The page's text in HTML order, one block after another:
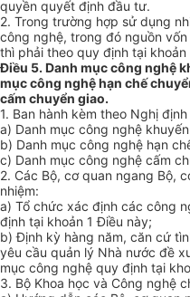
quyền quyết định đầu tư.
2. Trong trường hợp sử dụng
công nghệ, trong đó nguồn
thì phải theo quy định tại khoản
Điều 5. Danh mục công nghệ
mục công nghệ hạn chế
cấm chuyển giao.
1. Ban hành kèm theo Nghị
a) Danh mục công nghệ
b) Danh mục công nghệ hạn
c) Danh mục công nghệ cấm
2. Các Bộ, cơ quan ngang Bộ,
nhiệm:
a) Tổ chức xác định các công
định tại khoản 1 Điều này;
b) Định kỳ hàng năm, căn cứ
yêu cầu quản lý Nhà nước đề
mục công nghệ quy định tại
3. Bộ Khoa học và Công nghệ